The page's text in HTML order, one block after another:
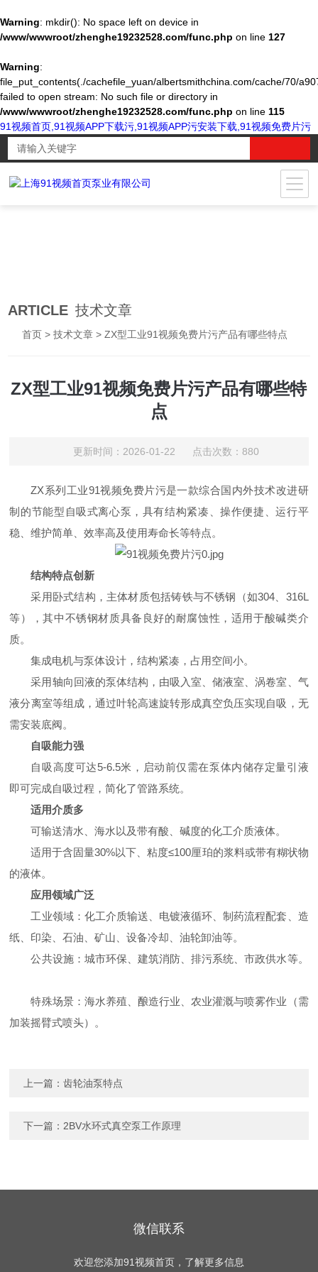
Warning: mkdir(): No space left on device in
/www/wwwroot/zhenghe19232528.com/func.php on line 127
Warning:
file_put_contents(./cachefile_yuan/albertsmithchina.com/cache/70/
failed to open stream: No such file or directory in
/www/wwwroot/zhenghe19232528.com/func.php on line 115
91视频首页,91视频APP下载污,91视频APP污安装下载,91视频免费片污
ARTICLE 技术文章
首页 >技术文章 > ZX型工业91视频免费片污产品有哪些特点
ZX型工业91视频免费片污产品有哪些特
点
更新时间：2026-01-22 点击次数：880
ZX系列工业91视频免费片污是一款综合国内外技术改进研
制的节能型自吸式离心泵，具有结构紧凑、操作便捷、运行平
稳、维护简单、效率高及使用寿命长等特点。 ‌
‌结构特点创新
采用卧式结构，主体材质包括铸铁与不锈钢（如304、316L
等），其中不锈钢材质具备良好的耐腐蚀性，适用于酸碱类介
质。 ‌
集成电机与泵体设计，结构紧凑，占用空间小。 ‌
采用轴向回液的泵体结构，由吸入室、储液室、涡卷室、气
液分离室等组成，通过叶轮高速旋转形成真空负压实现自吸，无
需安装底阀。 ‌
‌自吸能力强
自吸高度可达5-6.5米，启动前仅需在泵体内储存定量引液
即可完成自吸过程，简化了管路系统。 ‌
‌适用介质多
可输送清水、海水以及带有酸、碱度的化工介质液体。 ‌
适用于含固量30%以下、粘度≤100厘珀的浆料或带有糊状物
的液体。 ‌
‌应用领域广泛
‌工业领域‌：化工介质输送、电镀液循环、制药流程配套、造
纸、印染、石油、矿山、设备冷却、油轮卸油等。 ‌
‌公共设施‌：城市环保、建筑消防、排污系统、市政供水等。
‌特殊场景‌：海水养殖、酿造行业、农业灌溉与喷雾作业（需
加装摇臂式喷头）。
上一篇：齿轮油泵特点
下一篇： 2BV水环式真空泵工作原理
微信联系
欢迎您添加91视频首页，了解更多信息